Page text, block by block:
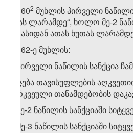
5. 160​2 მუხლის პირველი
ათას ლარამდე“, ხოლო მე-2
ორასიდან ათას ხუთას
6. 162-ე მუხლის:
ა) პირველი ნაწილის სანქცია
„ისჯება თავისუფლების
გარკვეული თანამდებობის
ბ) მე-2 ნაწილის სანქციაში
გ) მე-3 ნაწილის სანქციაში